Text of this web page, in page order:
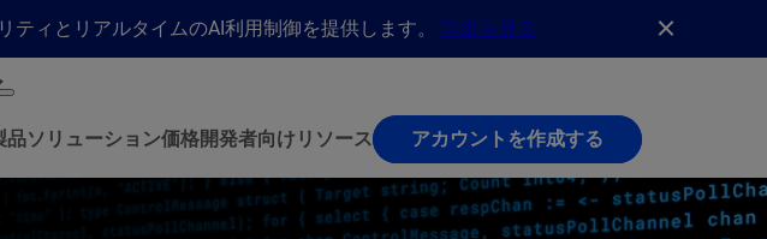
ィとリアルタイムのAI利用制御を提供します。 詳細を見る
品ソリューション価格開発者向け リソース アカウントを作成する